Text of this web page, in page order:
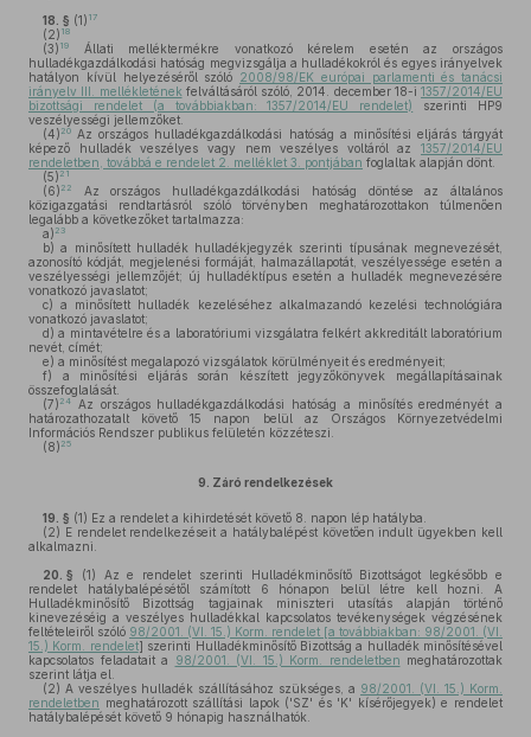
18. § (1) 17
(2) 18
(3) 19
Állati melléktermékre vonatkozó kérelem esetén az országos
hulladékgazdálkodási hatóság megvizsgálja a hulladékokról és egyes irányelvek
hatályon kívül helyezéséről szóló 2008/98/EK európai parlamenti és tanácsi
irányelv III. mellékletének felváltásáról szóló, 2014. december 18-i 1357/2014/EU
bizottsági rendelet (a továbbiakban: 1357/2014/EU rendelet)
szerinti HP9
veszélyességi jellemzőket.
(4) 20 Az országos hulladékgazdálkodási hatóság a minősítési eljárás tárgyát
képező hulladék veszélyes vagy nem veszélyes voltáról az 1357/2014/EU
rendeletben, továbbá e rendelet 2. melléklet 3. pontjában foglaltak alapján dönt.
(5) 21
(6) 22
Az országos hulladékgazdálkodási hatóság döntése az általános
közigazgatási rendtartásról szóló törvényben meghatározottakon túlmenően
legalább a következőket tartalmazza:
a) 23
b) a minősített hulladék hulladékjegyzék szerinti típusának megnevezését,
azonosító kódját, megjelenési formáját, halmazállapotát, veszélyessége esetén a
veszélyességi jellemzőjét; új hulladéktípus esetén a hulladék megnevezésére
vonatkozó javaslatot;
c) a minősített hulladék kezeléséhez alkalmazandó kezelési technológiára
vonatkozó javaslatot;
d) a mintavételre és a laboratóriumi vizsgálatra felkért akkreditált laboratórium
nevét, címét;
e) a minősítést megalapozó vizsgálatok körülményeit és eredményeit;
f) a minősítési eljárás során készített jegyzőkönyvek megállapításainak
összefoglalását.
(7) 24
Az országos hulladékgazdálkodási hatóság a minősítés eredményét a
határozathozatalt követő 15 napon belül az Országos Környezetvédelmi
Információs Rendszer publikus felületén közzéteszi.
(8) 25
9. Záró rendelkezések
19. § (1) Ez a rendelet a kihirdetését követő 8. napon lép hatályba.
(2) E rendelet rendelkezéseit a hatálybalépést követően indult ügyekben kell
alkalmazni.
20. § (1) Az e rendelet szerinti Hulladékminősítő Bizottságot legkésőbb e
rendelet hatálybalépésétől számított 6 hónapon belül létre kell hozni. A
Hulladékminősítő Bizottság tagjainak miniszteri utasítás alapján történő
kinevezéséig a veszélyes hulladékkal kapcsolatos tevékenységek végzésének
feltételeiről szóló 98/2001. (VI. 15.) Korm. rendelet [a továbbiakban: 98/2001. (VI.
15.) Korm. rendelet] szerinti Hulladékminősítő Bizottság a hulladék minősítésével
kapcsolatos feladatait a
98/2001. (VI. 15.) Korm. rendeletben meghatározottak
szerint látja el.
(2) A veszélyes hulladék szállításához szükséges, a 98/2001. (VI. 15.) Korm.
rendeletben meghatározott szállítási lapok ('SZ' és 'K' kísérőjegyek) e rendelet
hatálybalépését követő 9 hónapig használhatók.